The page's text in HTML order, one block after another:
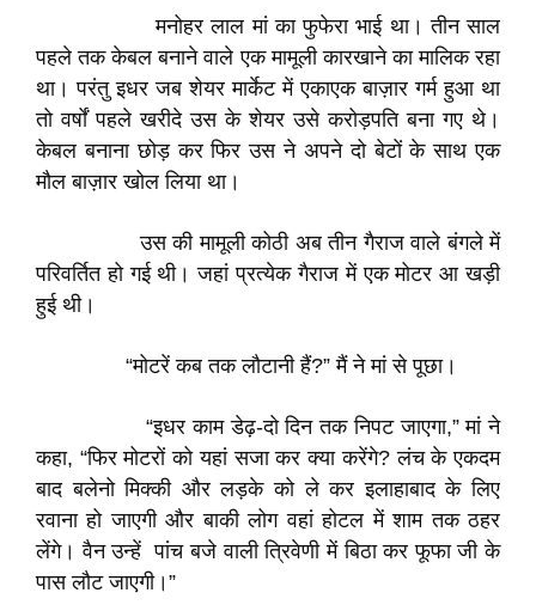
मनोहर लाल मां का फुफेरा भाई था। तीन साल
पहले तक केबल बनाने वाले एक मामूली कारखाने का मालिक रहा
था। परंतु इधर जब शेयर मार्केट में एकाएक बाज़ार गर्म हुआ था
तो वर्षों पहले खरीदे उस के शेयर उसे करोड़पति बना गए थे।
केबल बनाना छोड़ कर फिर उस ने अपने दो बेटों के साथ एक
मौल बाज़ार खोल लिया था।
उस की मामूली कोठी अब तीन गैराज वाले बंगले में
परिवर्तित हो गई थी। जहां प्रत्येक गैराज में एक मोटर आ खड़ी
हुई थी।
“मोटरें कब तक लौटानी हैं?” मैं ने मां से पूछा।
“इधर काम डेढ़-दो दिन तक निपट जाएगा,” मां ने
कहा, “फिर मोटरों को यहां सजा कर क्या करेंगे? लंच के एकदम
बाद बलेनो मिक्की और लड़के को ले कर इलाहाबाद के लिए
रवाना हो जाएगी और बाकी लोग वहां होटल में शाम तक ठहर
लेंगे। वैन उन्हें पांच बजे वाली त्रिवेणी में बिठा कर फूफा जी के
पास लौट जाएगी।”